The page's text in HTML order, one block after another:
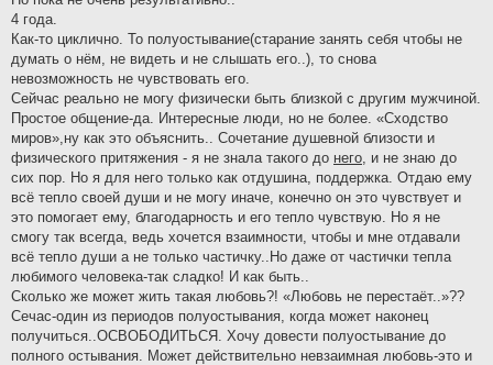
4 года.
Как-то циклично. То полуостывание(старание занять себя чтобы не
думать о нём, не видеть и не слышать его..), то снова
невозможность не чувствовать его.
Сейчас реально не могу физически быть близкой с другим мужчиной.
Простое общение-да. Интересные люди, но не более. «Сходство
миров»,ну как это объяснить.. Сочетание душевной близости и
физического притяжения - я не знала такого до него , и не знаю до
сих пор. Но я для него только как отдушина, поддержка. Отдаю ему
всё тепло своей души и не могу иначе, конечно он это чувствует и
это помогает ему, благодарность и его тепло чувствую. Но я не
смогу так всегда, ведь хочется взаимности, чтобы и мне отдавали
всё тепло души а не только частичку..Но даже от частички тепла
любимого человека-так сладко! И как быть..
Сколько же может жить такая любовь?! «Любовь не перестаёт..»??
Сечас-один из периодов полуостывания, когда может наконец
получиться..ОСВОБОДИТЬСЯ. Хочу довести полуостывание до
полного остывания. Может действительно невзаимная любовь-это и